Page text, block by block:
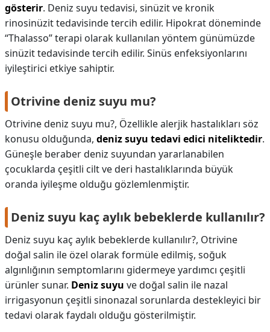
gösterir. Deniz suyu tedavisi, sinüzit ve kronik
rinosinüzit tedavisinde tercih edilir. Hipokrat döneminde
“Thalasso” terapi olarak kullanılan yöntem günümüzde
sinüzit tedavisinde tercih edilir. Sinüs enfeksiyonlarını
iyileştirici etkiye sahiptir.
Otrivine deniz suyu mu?
Otrivine deniz suyu mu?, Özellikle alerjik hastalıkları söz
konusu olduğunda, deniz suyu tedavi edici niteliktedir.
Güneşle beraber deniz suyundan yararlanabilen
çocuklarda çeşitli cilt ve deri hastalıklarında büyük
oranda iyileşme olduğu gözlemlenmiştir.
Deniz suyu kaç aylık bebeklerde kullanılır?
Deniz suyu kaç aylık bebeklerde kullanılır?, Otrivine
doğal salin ile özel olarak formüle edilmiş, soğuk
algınlığının semptomlarını gidermeye yardımcı çeşitli
ürünler sunar. Deniz suyu ve doğal salin ile nazal
irrigasyonun çeşitli sinonazal sorunlarda destekleyici bir
tedavi olarak faydalı olduğu gösterilmiştir.